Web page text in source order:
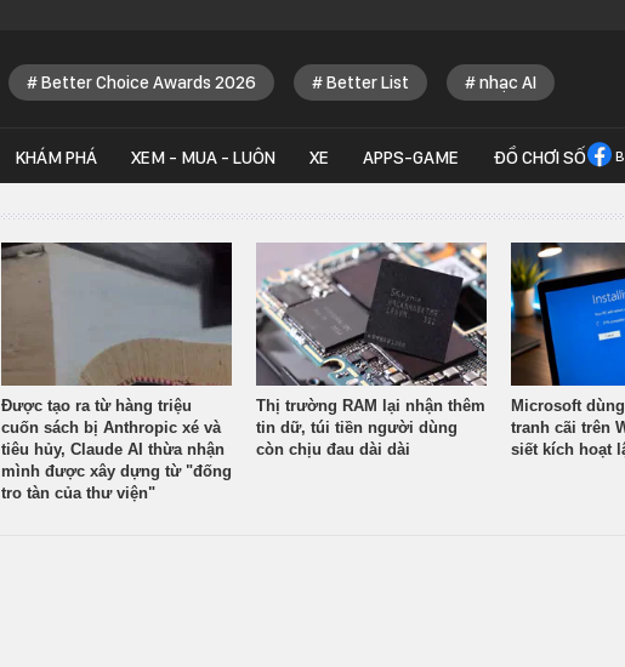
Better Choice Awards 2026 Better List nhạc AI
KHÁM PHÁ XEM - MUA - LUÔN XE APPS-GAME ĐỒ CHƠI SỐ
Được tạo ra từ hàng triệu
cuốn sách bị Anthropic xé và
tiêu hủy, Claude AI thừa nhận
mình được xây dựng từ "đống
tro tàn của thư viện"
Thị trường RAM lại nhận thêm
tin dữ, túi tiền người dùng
còn chịu đau dài dài
Microsoft
tranh cãi trên
siết kích hoạt